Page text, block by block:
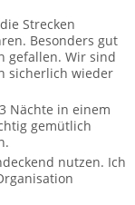
Strecken
Besonders gut
gefallen. Wir sind
sicherlich wieder
Nächte in einem
gemütlich
nutzen. Ich